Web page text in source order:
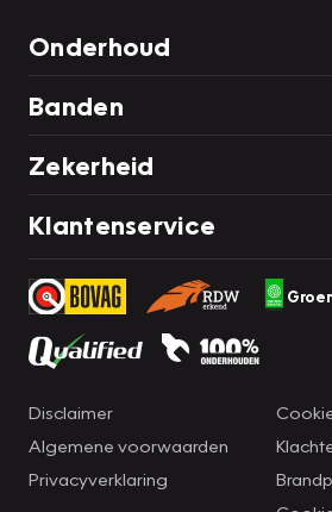
Onderhoud
Banden
Zekerheid
Klantenservice
Disclaimer
Algemene voorwaarden
Privacyverklaring